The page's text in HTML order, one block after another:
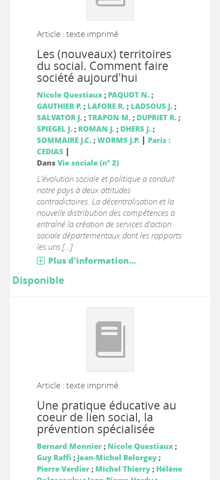
Article : texte imprimé
Les (nouveaux) territoires
du social. Comment faire
société aujourd'hui
Nicole Questiaux; PAQUOT N.;
GAUTHIER P.; LAFORE R.; LADSOUS J.;
SALVATOR J.; TRAPON M.; DUPRIET R.;
SPIEGEL J.; ROMAN J.; DHERS J.;
SOMMAIRE J.C.; WORMS J.P. | Paris :
CEDIAS |
Dans Vie sociale (n° 2)
L'évolution sociale et politique a conduit
notre pays à deux attitudes
contradictoires. La décentralisation et la
nouvelle distribution des compétences a
entraîné la création de services d'action
sociale départementaux dont les rapports
les uns [...]
Plus d'information...
Disponible
Article : texte imprimé
Une pratique éducative au
coeur de lien social, la
prévention spécialisée
Bernard Monnier; Nicole Questiaux;
Guy Raffi; Jean-Michel Belorgey;
Pierre Verdier; Michel Thierry; Hélène